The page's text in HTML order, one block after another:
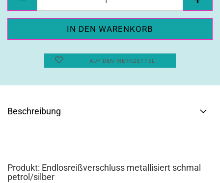
AUF DEN MERKZETTEL
Beschreibung
Produkt: Endlosreißverschluss metallisiert schmal
petrol/silber